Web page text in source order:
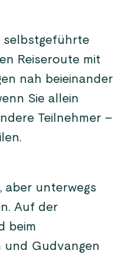
selbstgeführte
Reiseroute mit
nah beieinander
Sie allein
Teilnehmer –
aber unterwegs
Auf der
beim
und Gudvangen